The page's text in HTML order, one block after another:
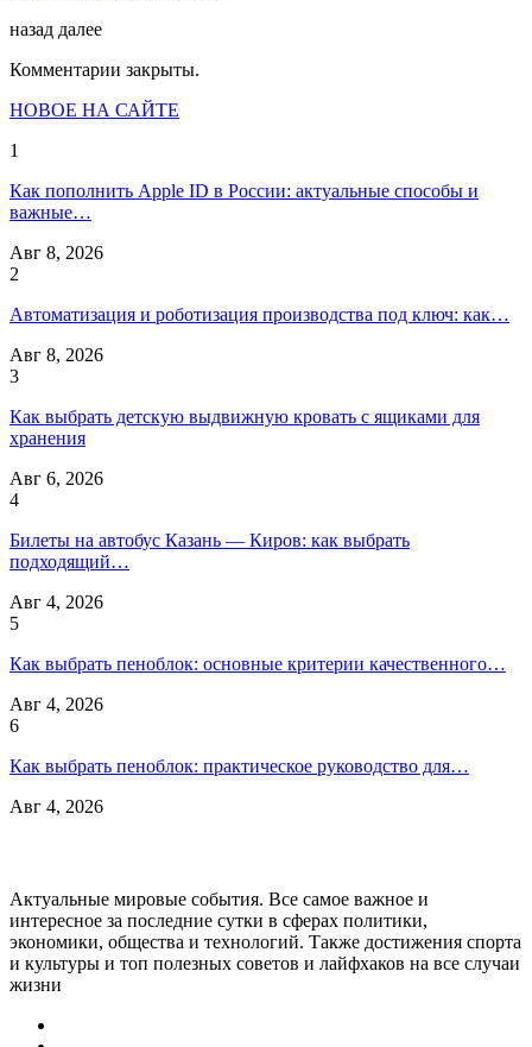
назад далее
Комментарии закрыты.
НОВОЕ НА САЙТЕ
1
Как пополнить Apple ID в России: актуальные способы и
важные…
Авг 8, 2026
2
Автоматизация и роботизация производства под ключ: как…
Авг 8, 2026
3
Как выбрать детскую выдвижную кровать с ящиками для
хранения
Авг 6, 2026
4
Билеты на автобус Казань — Киров: как выбрать
подходящий…
Авг 4, 2026
5
Как выбрать пеноблок: основные критерии качественного…
Авг 4, 2026
6
Как выбрать пеноблок: практическое руководство для…
Авг 4, 2026
Актуальные мировые события. Все самое важное и
интересное за последние сутки в сферах политики,
экономики, общества и технологий. Также достижения спорта
и культуры и топ полезных советов и лайфхаков на все случаи
жизни